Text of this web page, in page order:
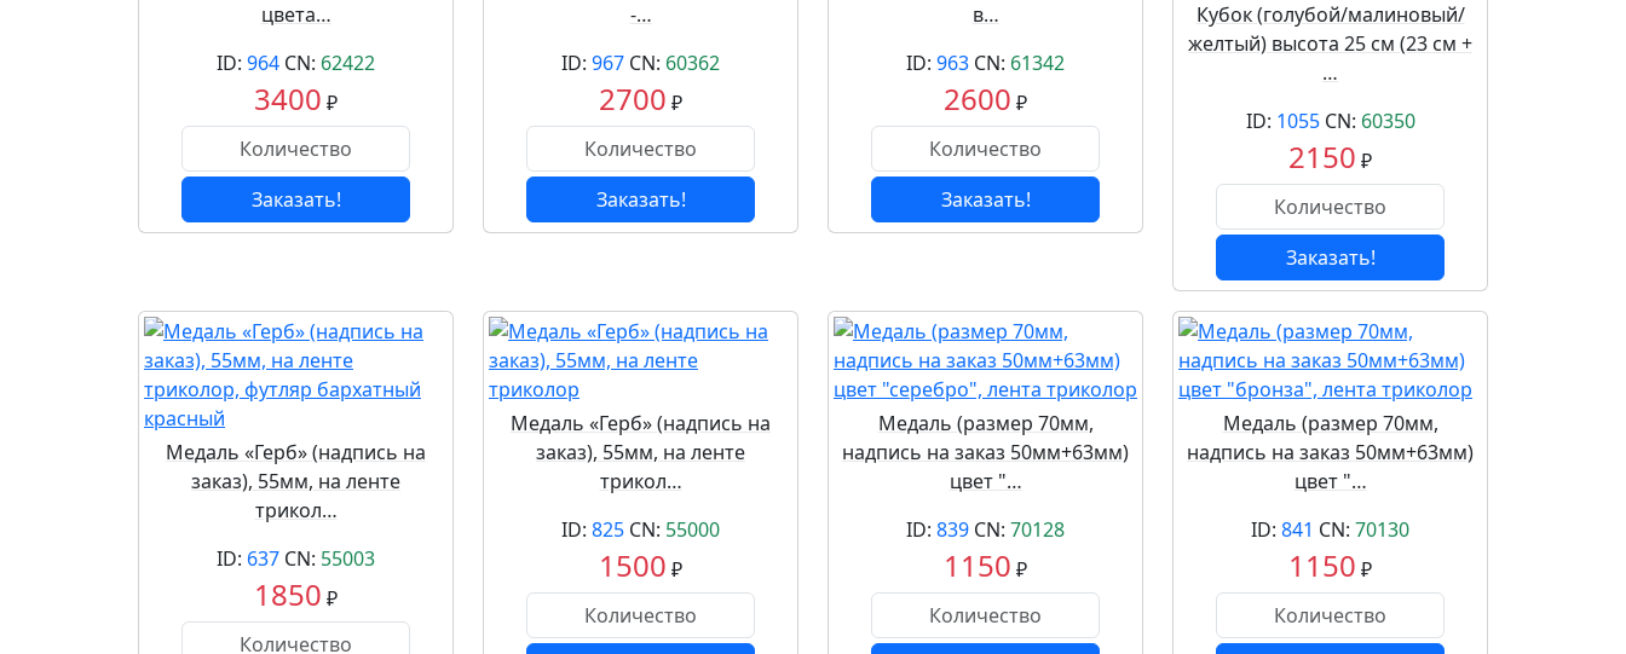
цвета…
ID: 964 CN: 62422
3400 ₽
Заказать!
-…
ID: 967 CN: 60362
2700 ₽
Заказать!
в…
ID: 963 CN: 61342
2600 ₽
Заказать!
Кубок (голубой/малиновый/
желтый) высота 25 см (23 см +
…
ID: 1055CN: 60350
2150 ₽
Заказать!
Медаль «Герб» (надпись на
заказ), 55мм, на ленте
трикол…
ID: 637 CN: 55003
1850 ₽
Медаль «Герб» (надпись на
заказ), 55мм, на ленте
трикол…
ID: 825 CN: 55000
1500 ₽
Медаль (размер 70мм,
надпись на заказ 50мм+63мм)
цвет "…
ID: 839 CN: 70128
1150 ₽
Медаль (размер 70мм,
надпись на заказ 50мм+63мм)
цвет "…
ID: 841 CN: 70130
1150 ₽